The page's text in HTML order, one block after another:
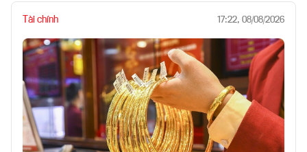
Tài chính 17:22, 08/08/2026